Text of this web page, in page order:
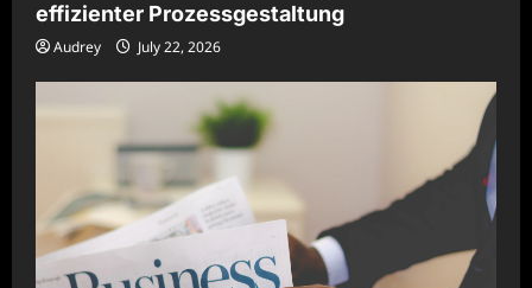
effizienter Prozessgestaltung
Audrey July 22, 2026